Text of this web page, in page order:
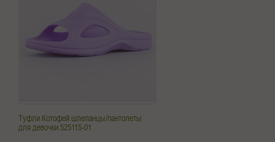
Туфли Котофей шлепанцы/пантолеты
для девочки 525115-01